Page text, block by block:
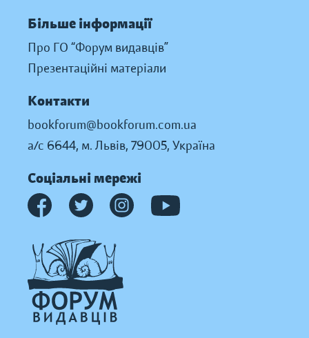
Більше інформації
Про ГО “Форум видавців”
Презентаційні матеріали
Контакти
bookforum@bookforum.com.ua
а/с 6644, м. Львів, 79005, Україна
Соціальні мережі